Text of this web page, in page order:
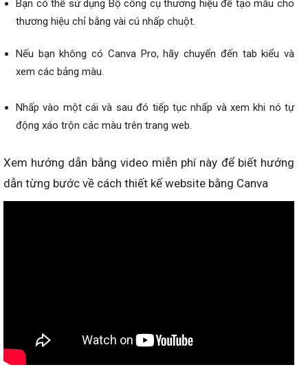
Bạn có thể sử dụng Bộ công cụ thương hiệu để tạo mẫu cho
thương hiệu chỉ bằng vài cú nhấp chuột.
Nếu bạn không có Canva Pro, hãy chuyển đến tab kiểu và
xem các bảng màu.
Nhấp vào một cái và sau đó tiếp tục nhấp và xem khi nó tự
động xáo trộn các màu trên trang web.
Xem hướng dẫn bằng video miễn phí này để biết hướng
dẫn từng bước về cách thiết kế website bằng Canva